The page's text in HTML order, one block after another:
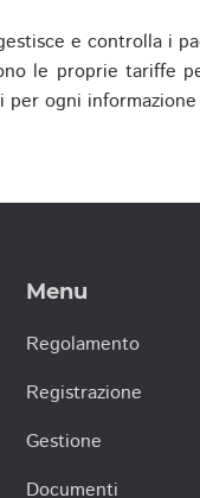
e controlla i
le proprie tariffe
ogni
Menu
Regolamento
Registrazione
Gestione
Documenti